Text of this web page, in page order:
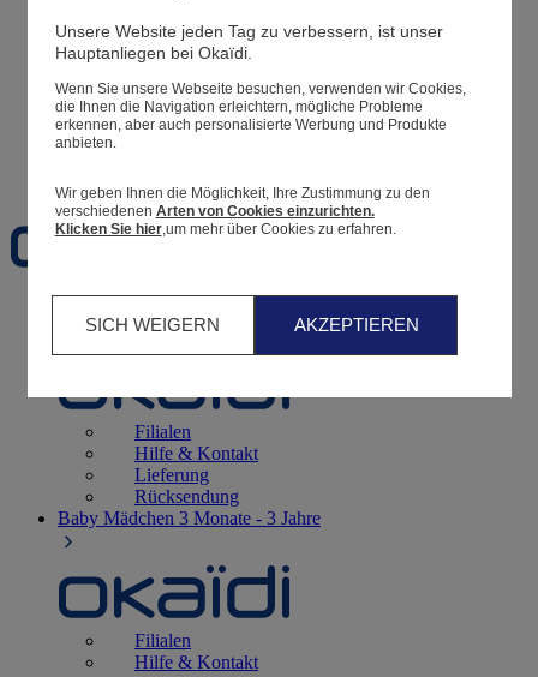
Meine Informationen
Ihre Bestellungen
Warenkorb
Filialen
Hilfe & Kontakt
Lieferung
Rücksendung
Baby Mädchen 3 Monate - 3 Jahre
Filialen
Hilfe & Kontakt
Unsere Website jeden Tag zu verbessern, ist unser
Hauptanliegen bei Okaïdi.
Wenn Sie unsere Webseite besuchen, verwenden wir Cookies,
die Ihnen die Navigation erleichtern, mögliche Probleme
erkennen, aber auch personalisierte Werbung und Produkte
anbieten.
Wir geben Ihnen die Möglichkeit, Ihre Zustimmung zu den
verschiedenen Arten von Cookies einzurichten.
Klicken Sie hier,um mehr über Cookies zu erfahren.
SICH WEIGERN AKZEPTIEREN